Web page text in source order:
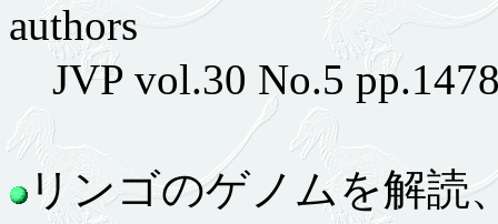
authors
JVP vol.30 No.5
リンゴのゲノムを解読